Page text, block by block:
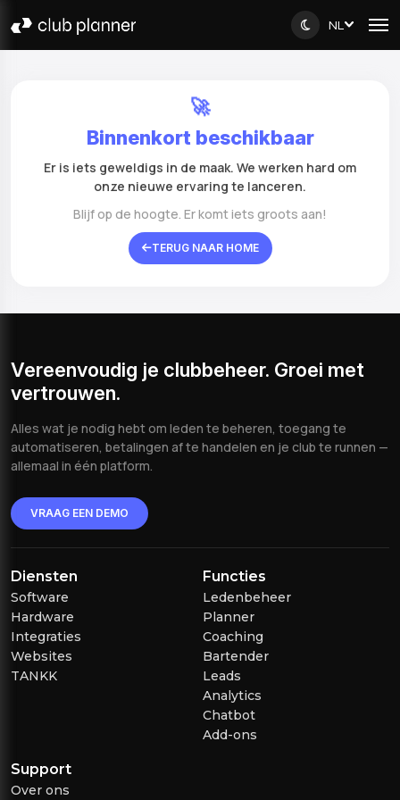
NL
🚀
Binnenkort beschikbaar
Er is iets geweldigs in de maak. We werken hard om
onze nieuwe ervaring te lanceren.
Blijf op de hoogte. Er komt iets groots aan!
TERUG NAAR HOME
Vereenvoudig je clubbeheer. Groei met
vertrouwen.
Alles wat je nodig hebt om leden te beheren, toegang te
automatiseren, betalingen af te handelen en je club te runnen —
allemaal in één platform.
VRAAG EEN DEMO
Diensten
Software
Hardware
Integraties
Websites
TANKK
Functies
Ledenbeheer
Planner
Coaching
Bartender
Leads
Analytics
Chatbot
Add-ons
Support
Over ons